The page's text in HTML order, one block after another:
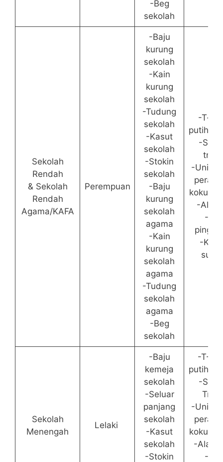
-Beg
sekolah
Sekolah
Rendah
& Sekolah
Rendah
Agama/KAFA
Perempuan
-Baju
kurung
sekolah
-Kain
kurung
sekolah
-Tudung
sekolah
-Kasut
sekolah
-Stokin
sekolah
-Baju
kurung
sekolah
agama
-Kain
kurung
sekolah
agama
-Tudung
sekolah
agama
-Beg
sekolah
-T-
putih/
-
track
-
-
-Tali
-
Sekolah
Menengah
Lelaki
-Baju
kemeja
sekolah
-Seluar
panjang
sekolah
-Kasut
sekolah
-Stokin
-T-
putih/
-
-
-Alat
-Tali